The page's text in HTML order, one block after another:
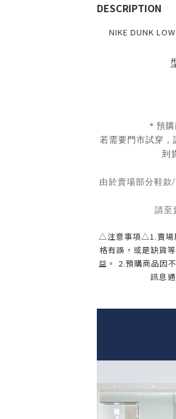
DESCRIPTION
NIKE DUNK
＊預
若需要門市試穿，
到
由於賣場部分鞋款
請至
△注意事項△1.賣場
格有誤，或是缺貨
益。 2.預購商品因
訊息